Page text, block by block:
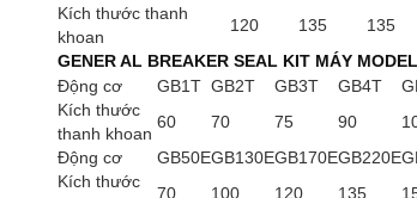
Kích thước thanh
khoan
120 135 135
GENER AL BREAKER SEAL KIT MÁY MODEL
Động cơ
GB1T GB2T GB3T GB4T
Kích thước
thanh khoan
60 70 75 90
Động cơ
GB50EGB130EGB170EGB220E
Kích thước
70 100 120 135